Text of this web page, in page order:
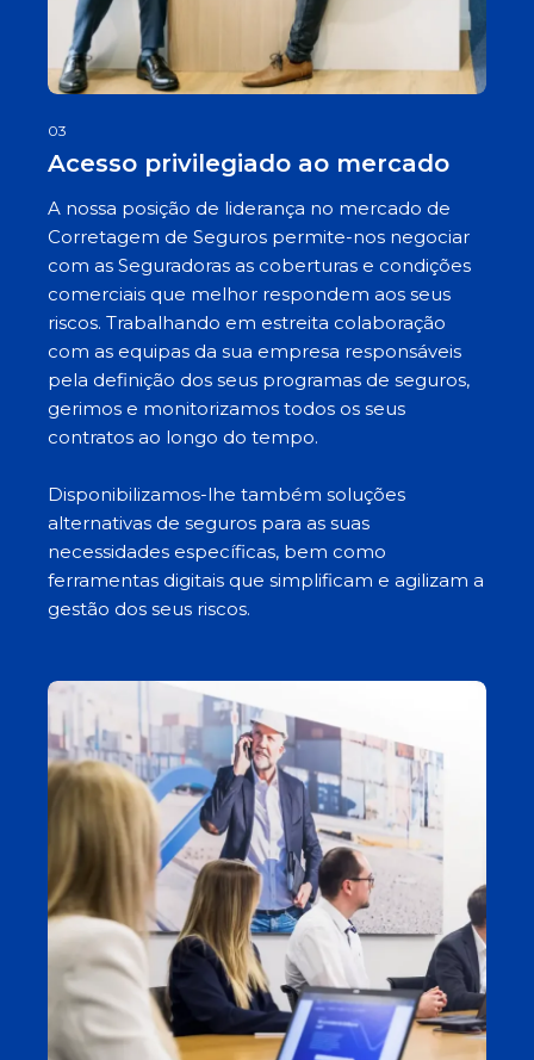
03
Acesso privilegiado ao mercado
A nossa posição de liderança no mercado de
Corretagem de Seguros permite-nos negociar
com as Seguradoras as coberturas e condições
comerciais que melhor respondem aos seus
riscos. Trabalhando em estreita colaboração
com as equipas da sua empresa responsáveis
pela definição dos seus programas de seguros,
gerimos e monitorizamos todos os seus
contratos ao longo do tempo.
Disponibilizamos-lhe também soluções
alternativas de seguros para as suas
necessidades específicas, bem como
ferramentas digitais que simplificam e agilizam a
gestão dos seus riscos.